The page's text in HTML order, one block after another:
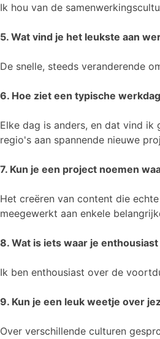
Ik hou van de
5. Wat vind je het leukste aan
De snelle, steeds veranderende
6. Hoe ziet een typische
Elke dag is anders, en dat vind
regio's aan spannende nieuwe
7. Kun je een project noemen
Het creëren van content die
meegewerkt aan enkele
8. Wat is iets waar je
Ik ben enthousiast over de
9. Kun je een leuk weetje over
Over verschillende culturen